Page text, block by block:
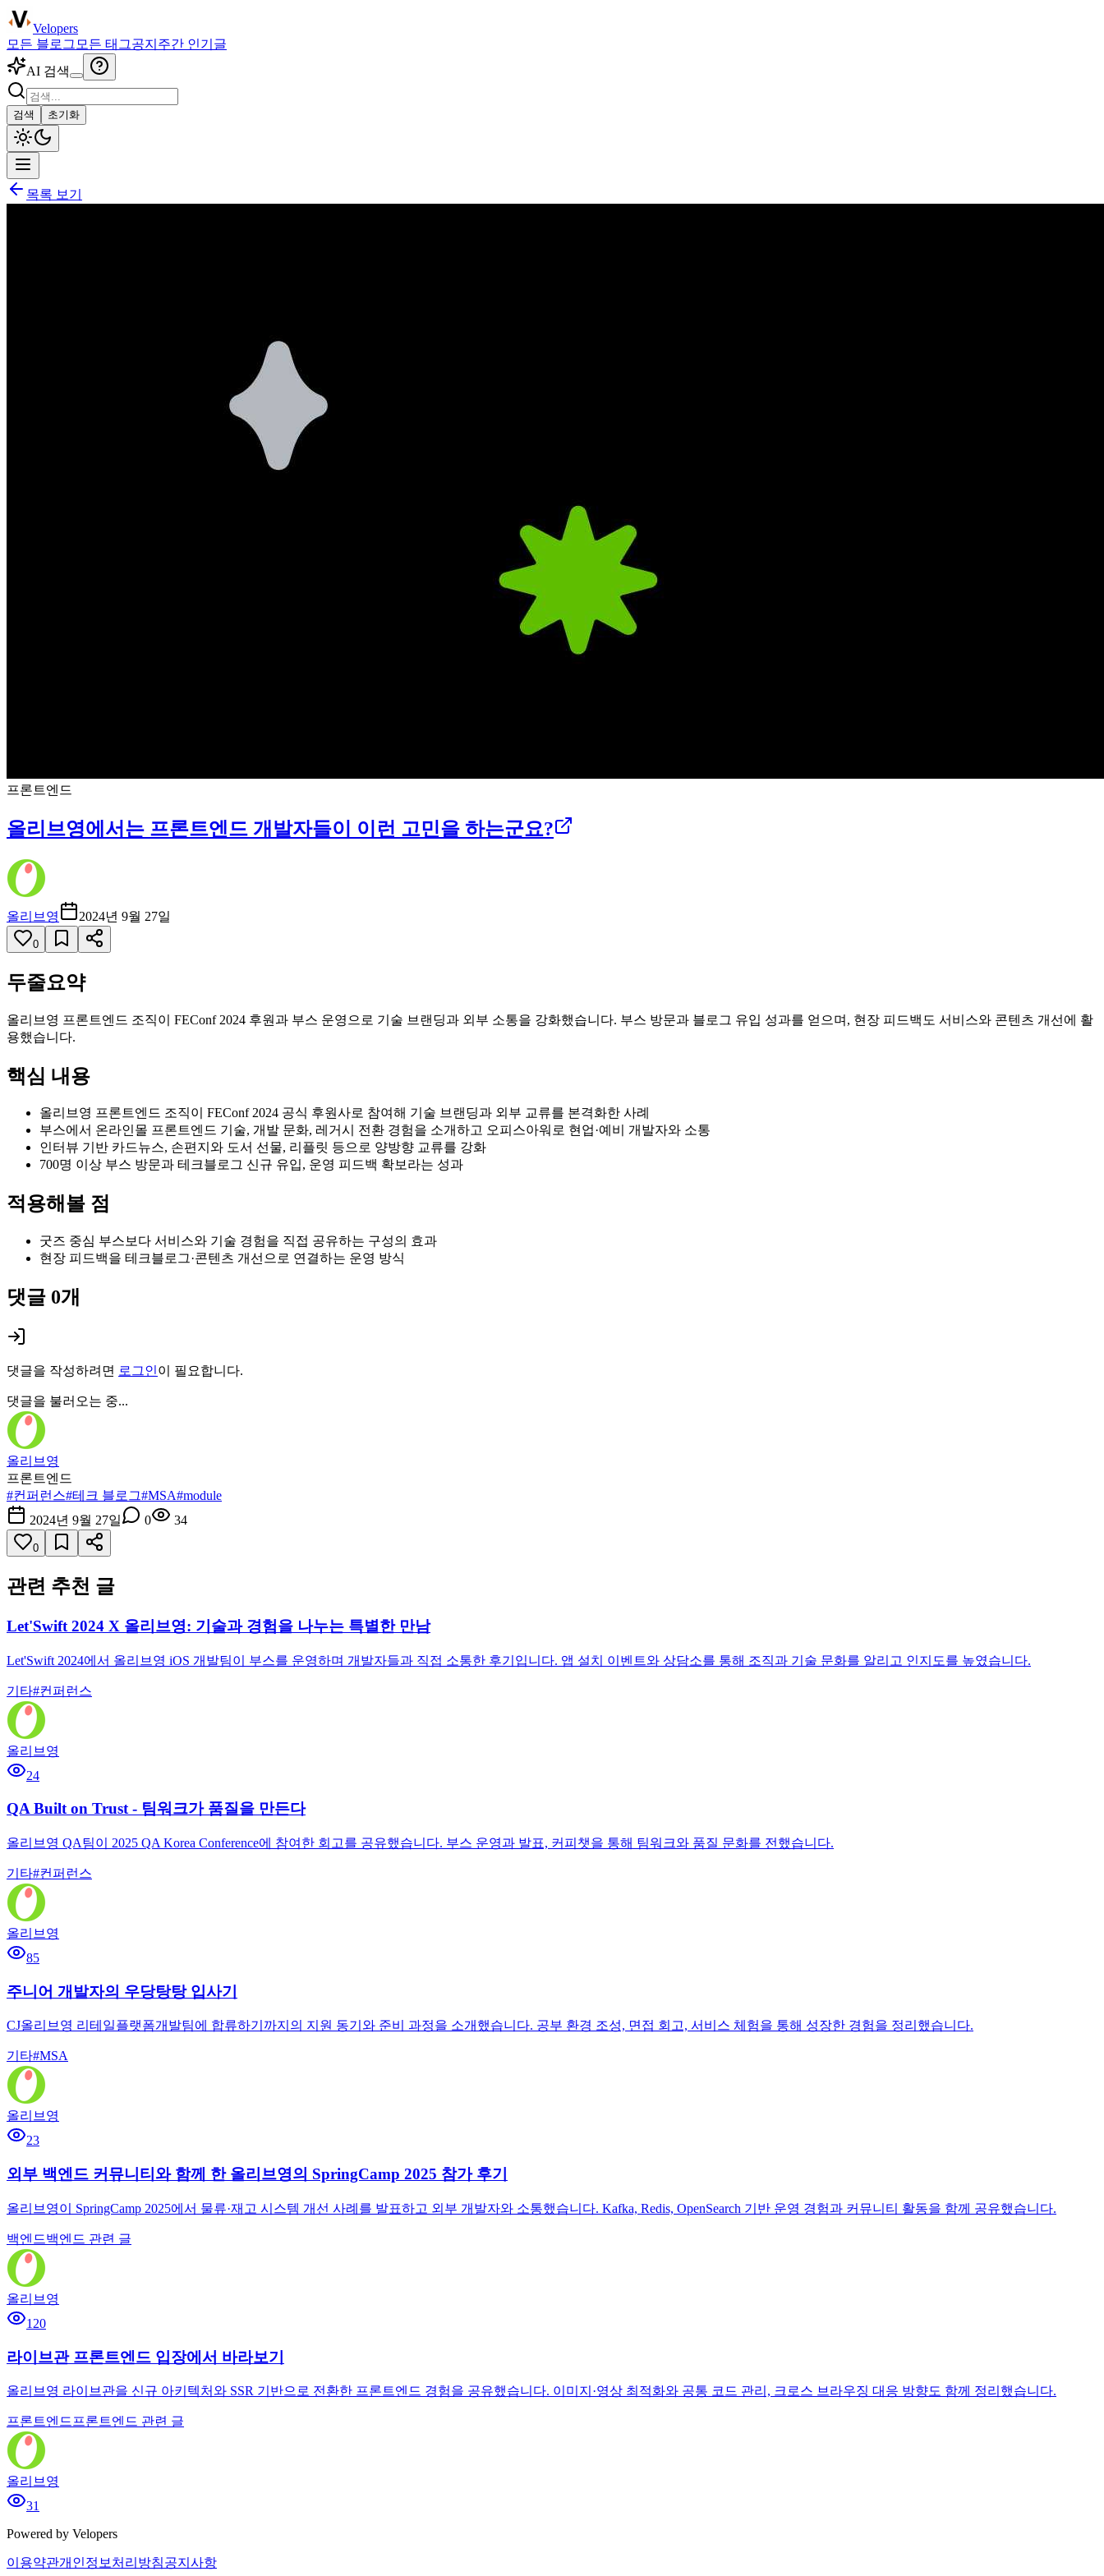
Velopers
모든 블로그 모든 태그공지 주간 인기글
AI 검색
검색 초기화
목록 보기
프론트엔드
올리브영에서는 프론트엔드 개발자들이 이런 고민을 하는군요?
올리브영 2024년 9월 27일
0
두줄요약
올리브영 프론트엔드 조직이 FEConf 2024 후원과 부스 운영으로 기술 브랜딩과 외부 소통을 강화했습니다. 부스 방문과 블로그 유입 성과를 얻으며, 현장 피드백도 서비스와 콘텐츠 개선에 활
용했습니다.
핵심 내용
올리브영 프론트엔드 조직이 FEConf 2024 공식 후원사로 참여해 기술 브랜딩과 외부 교류를 본격화한 사례
부스에서 온라인몰 프론트엔드 기술, 개발 문화, 레거시 전환 경험을 소개하고 오피스아워로 현업·예비 개발자와 소통
인터뷰 기반 카드뉴스, 손편지와 도서 선물, 리플릿 등으로 양방향 교류를 강화
700명 이상 부스 방문과 테크블로그 신규 유입, 운영 피드백 확보라는 성과
적용해볼 점
굿즈 중심 부스보다 서비스와 기술 경험을 직접 공유하는 구성의 효과
현장 피드백을 테크블로그·콘텐츠 개선으로 연결하는 운영 방식
댓글 0개
댓글을 작성하려면 로그인이 필요합니다.
댓글을 불러오는 중...
올리브영
프론트엔드
#컨퍼런스#테크 블로그#MSA#module
2024년 9월 27일
0 34
0
관련 추천 글
Let'Swift 2024 X 올리브영: 기술과 경험을 나누는 특별한 만남
Let'Swift 2024에서 올리브영 iOS 개발팀이 부스를 운영하며 개발자들과 직접 소통한 후기입니다. 앱 설치 이벤트와 상담소를 통해 조직과 기술 문화를 알리고 인지도를 높였습니다.
기타#컨퍼런스
올리브영
24
QA Built on Trust - 팀워크가 품질을 만든다
올리브영 QA팀이 2025 QA Korea Conference에 참여한 회고를 공유했습니다. 부스 운영과 발표, 커피챗을 통해 팀워크와 품질 문화를 전했습니다.
기타#컨퍼런스
올리브영
85
주니어 개발자의 우당탕탕 입사기
CJ올리브영 리테일플랫폼개발팀에 합류하기까지의 지원 동기와 준비 과정을 소개했습니다. 공부 환경 조성, 면접 회고, 서비스 체험을 통해 성장한 경험을 정리했습니다.
기타#MSA
올리브영
23
외부 백엔드 커뮤니티와 함께 한 올리브영의 SpringCamp 2025 참가 후기
올리브영이 SpringCamp 2025에서 물류·재고 시스템 개선 사례를 발표하고 외부 개발자와 소통했습니다. Kafka, Redis, OpenSearch 기반 운영 경험과 커뮤니티 활동을 함께 공유했습니다.
백엔드백엔드 관련 글
올리브영
120
라이브관 프론트엔드 입장에서 바라보기
올리브영 라이브관을 신규 아키텍처와 SSR 기반으로 전환한 프론트엔드 경험을 공유했습니다. 이미지·영상 최적화와 공통 코드 관리, 크로스 브라우징 대응 방향도 함께 정리했습니다.
프론트엔드 프론트엔드 관련 글
올리브영
31
Powered by Velopers
이용약관개인정보처리방침공지사항